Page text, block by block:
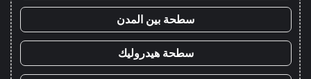
سطحة بين المدن
سطحة هيدروليك